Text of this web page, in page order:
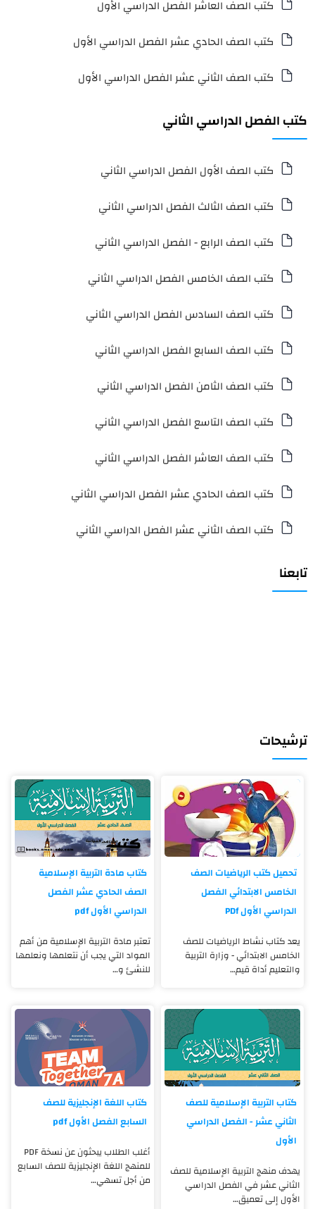
كتب الصف العاشر الفصل الدراسي الأول
كتب الصف الحادي عشر الفصل الدراسي الأول
كتب الصف الثاني عشر الفصل الدراسي الأول
كتب الفصل الدراسي الثاني
كتب الصف الأول الفصل الدراسي الثاني
كتب الصف الثالث الفصل الدراسي الثاني
كتب الصف الرابع - الفصل الدراسي الثاني
كتب الصف الخامس الفصل الدراسي الثاني
كتب الصف السادس الفصل الدراسي الثاني
كتب الصف السابع الفصل الدراسي الثاني
كتب الصف الثامن الفصل الدراسي الثاني
كتب الصف التاسع الفصل الدراسي الثاني
كتب الصف العاشر الفصل الدراسي الثاني
كتب الصف الحادي عشر الفصل الدراسي الثاني
كتب الصف الثاني عشر الفصل الدراسي الثاني
تابعنا
ترشيحات
تحميل كتب الرياضيات الصف
الخامس الابتدائي الفصل
الدراسي الأول PDf
يعد كتاب نشاط الرياضيات للصف
الخامس الابتدائي - وزارة التربية
والتعليم أداة قيم…
كتاب مادة التربية الإسلامية
الصف الحادي عشر الفصل
الدراسي الأول pdf
تعتبر مادة التربية الإسلامية من أهم
المواد التي يجب أن نتعلمها ونعلمها
للنشئ و…
كتاب التربية الإسلامية للصف
الثاني عشر - الفصل الدراسي
الأول
يهدف منهج التربية الإسلامية للصف
الثاني عشر في الفصل الدراسي
الأول إلى تعميق…
كتاب اللغة الإنجليزية للصف
السابع الفصل الأول pdf
أغلب الطلاب يبحثون عن نسخة PDF
للمنهج اللغة الإنجليزية للصف السابع
من أجل تسهي…